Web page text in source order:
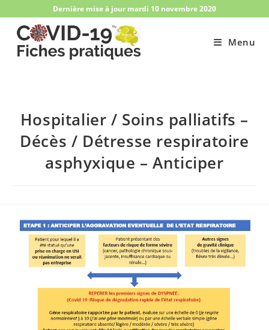
content
Dernière mise à jour mardi 10 novembre 2020
Menu
Hospitalier / Soins palliatifs –
Décès / Détresse respiratoire
asphyxique – Anticiper